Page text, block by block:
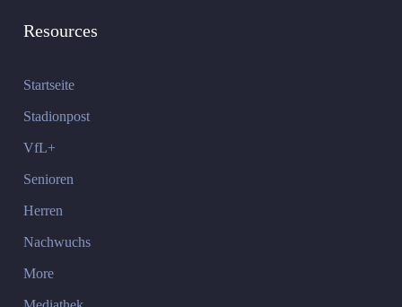
Resources
Startseite
Stadionpost
VfL+
Senioren
Herren
Nachwuchs
More